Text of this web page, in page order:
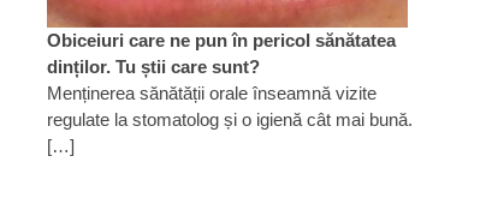
Obiceiuri care ne pun în pericol sănătatea
dinților. Tu știi care sunt?
Menținerea sănătății orale înseamnă vizite
regulate la stomatolog și o igienă cât mai bună.
[…]